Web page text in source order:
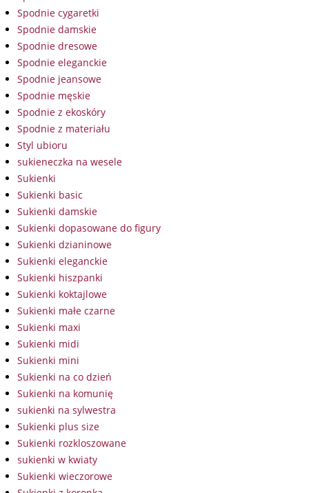
Spodnie cygaretki
Spodnie damskie
Spodnie dresowe
Spodnie eleganckie
Spodnie jeansowe
Spodnie męskie
Spodnie z ekoskóry
Spodnie z materiału
Styl ubioru
sukieneczka na wesele
Sukienki
Sukienki basic
Sukienki damskie
Sukienki dopasowane do figury
Sukienki dzianinowe
Sukienki eleganckie
Sukienki hiszpanki
Sukienki koktajlowe
Sukienki małe czarne
Sukienki maxi
Sukienki midi
Sukienki mini
Sukienki na co dzień
Sukienki na komunię
sukienki na sylwestra
Sukienki plus size
Sukienki rozkloszowane
sukienki w kwiaty
Sukienki wieczorowe